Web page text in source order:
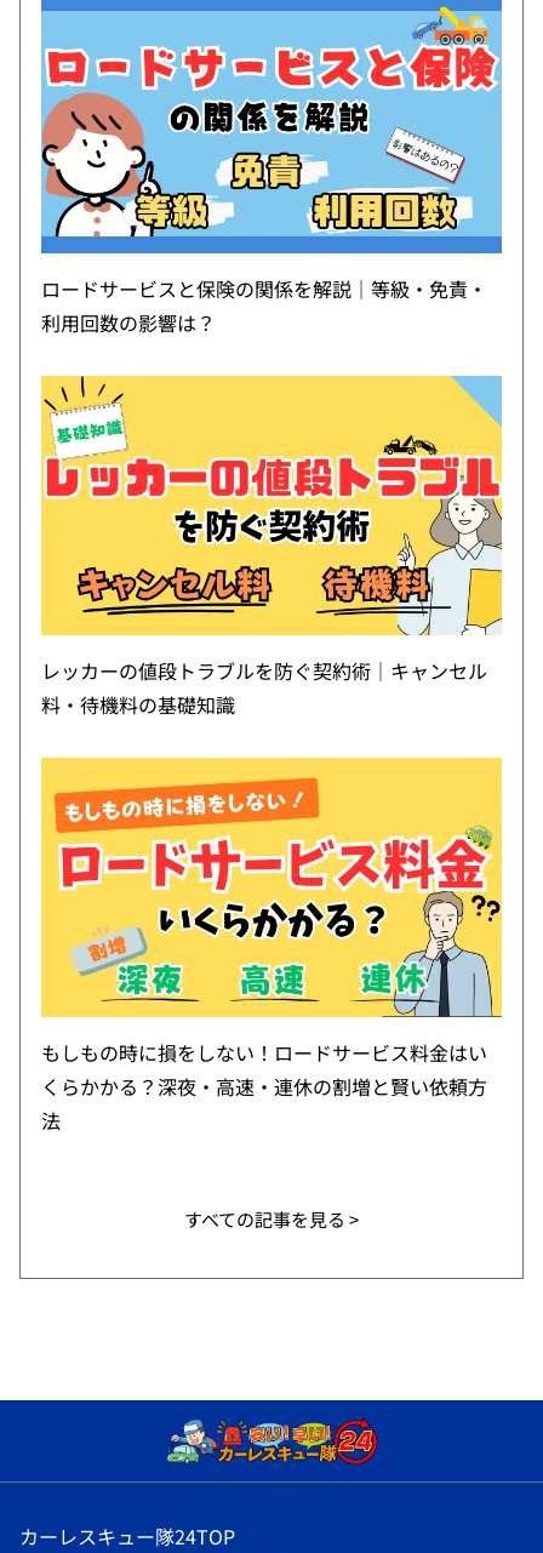
ロードサービスと保険の関係を解説｜等級・免責・
利用回数の影響は？
レッカーの値段トラブルを防ぐ契約術｜キャンセル
料・待機料の基礎知識
もしもの時に損をしない！ロードサービス料金はい
くらかかる？深夜・高速・連休の割増と賢い依頼方
法
すべての記事を見る >
カーレスキュー隊24TOP